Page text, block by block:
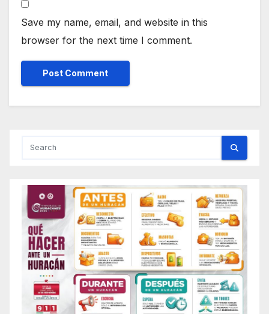
Save my name, email, and website in this
browser for the next time I comment.